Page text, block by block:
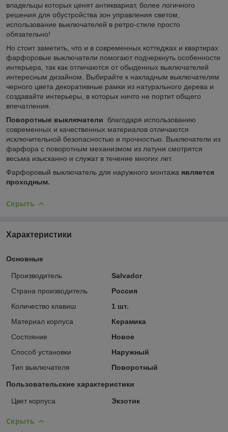
владельцы которых ценят антиквариат, более логичного
решения для обустройства зон управления светом,
использование выключателей в ретро-стиле просто
обязательно!
Но стоит заметить, что и в современных коттеджах и квартирах
фарфоровые выключатели помогают подчеркнуть особенности
интерьера, так как отличаются от обыденных выключателей
интересным дизайном. Выбирайте к накладным выключателям
черного цвета декоративные рамки из натурального дерева и
создавайте интерьеры, в которых ничто не портит общего
впечатления.
Поворотные выключатели благодаря использованию
современных и качественных материалов отличаются
исключительной безопасностью и прочностью. Выключатели из
фарфора с поворотным механизмом из латуни смотрятся
весьма изысканно и служат в течение многих лет.
Фарфоровый выключатель для наружного монтажа является
проходным.
Скрыть
Характеристики
Основные
Производитель
Salvador
Страна производитель
Россия
Количество клавиш
1 шт.
Материал корпуса
Керамика
Состояние
Новое
Способ установки
Наружный
Тип выключателя
Поворотный
Пользовательские характеристики
Цвет корпуса Экзотик
Скрыть